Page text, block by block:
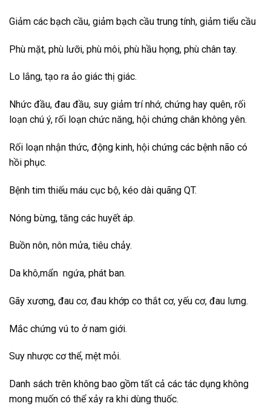
Giảm các bạch cầu, giảm bạch cầu trung tính, giảm tiểu cầu
Phù mặt, phù lưỡi, phù môi, phù hầu họng, phù chân tay.
Lo lắng, tạo ra ảo giác thị giác.
Nhức đầu, đau đầu, suy giảm trí nhớ, chứng hay quên, rối
loạn chú ý, rối loạn chức năng, hội chứng chân không yên.
Rối loạn nhận thức, động kinh, hội chứng các bệnh não có
hồi phục.
Bệnh tim thiếu máu cục bộ, kéo dài quãng QT.
Nóng bừng, tăng các huyết áp.
Buồn nôn, nôn mửa, tiêu chảy.
Da khô,mẩn ngứa, phát ban.
Gãy xương, đau cơ, đau khớp co thắt cơ, yếu cơ, đau lưng.
Mắc chứng vú to ở nam giới.
Suy nhược cơ thể, mệt mỏi.
Danh sách trên không bao gồm tất cả các tác dụng không
mong muốn có thể xảy ra khi dùng thuốc.